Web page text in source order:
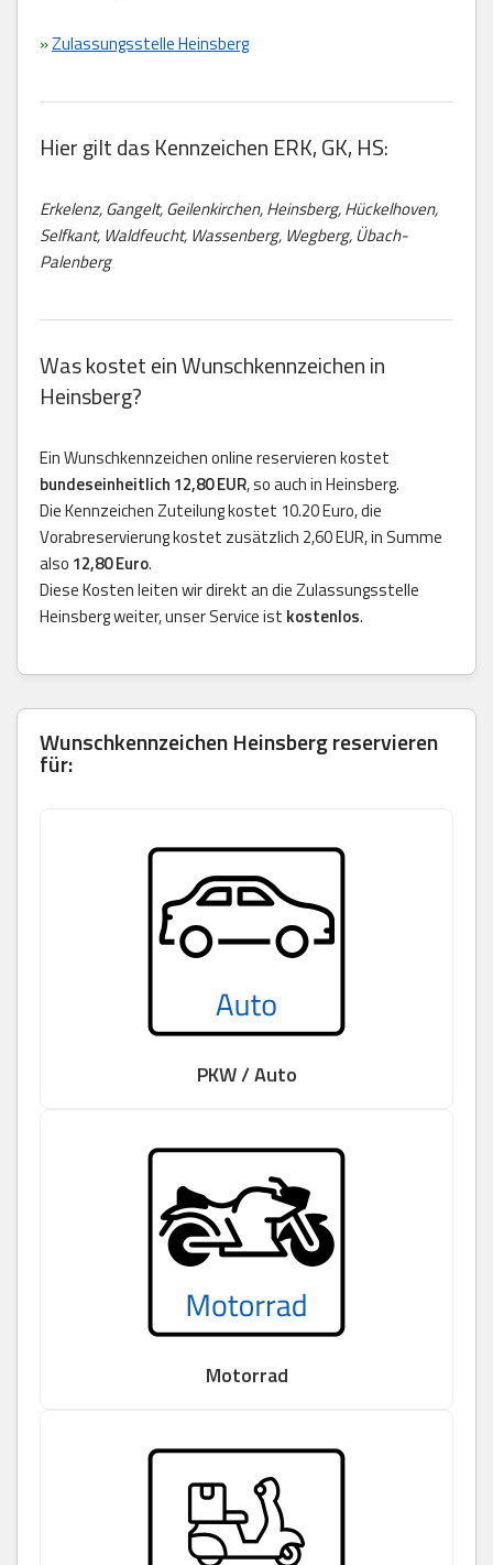
»Zulassungsstelle Heinsberg
Hier gilt das Kennzeichen ERK, GK, HS:
Erkelenz, Gangelt, Geilenkirchen, Heinsberg, Hückelhoven,
Selfkant, Waldfeucht, Wassenberg, Wegberg, Übach-
Palenberg
Was kostet ein Wunschkennzeichen in
Heinsberg?
Ein Wunschkennzeichen online reservieren kostet
bundeseinheitlich 12,80 EUR, so auch in Heinsberg.
Die Kennzeichen Zuteilung kostet 10.20 Euro, die
Vorabreservierung kostet zusätzlich 2,60 EUR, in Summe
also 12,80 Euro.
Diese Kosten leiten wir direkt an die Zulassungsstelle
Heinsberg weiter, unser Service ist kostenlos.
Wunschkennzeichen Heinsberg reservieren
für:
PKW / Auto
Motorrad